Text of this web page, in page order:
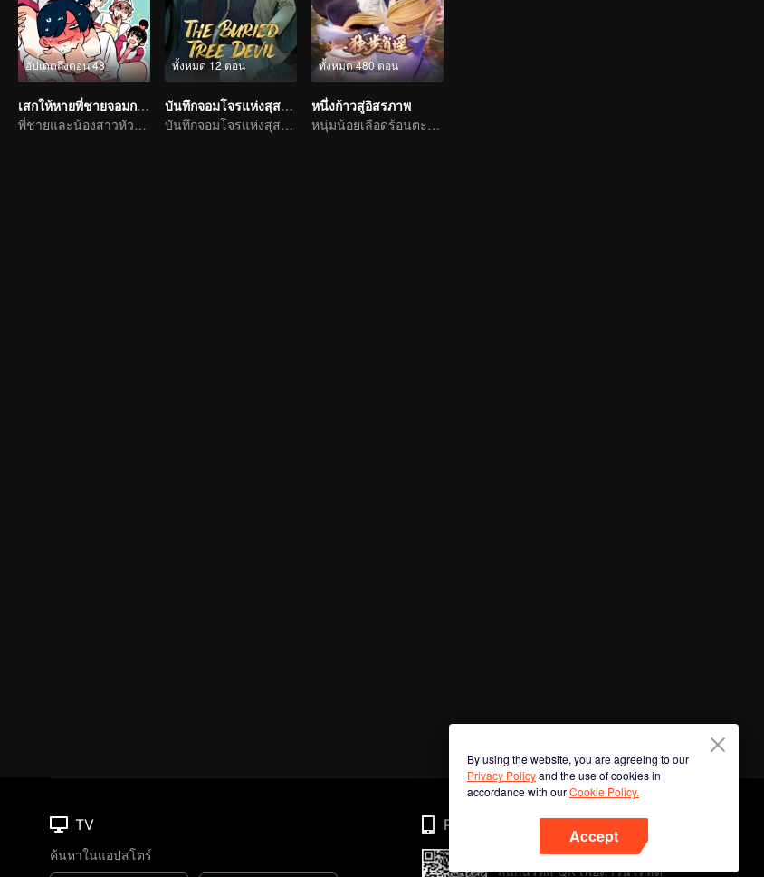
อัปเดตถึงตอน 48
เสกให้หายพี่ชายจอมกวน
พี่ชายและน้องสาวหัวเราะท้องแข็งทุกวัน
ทั้งหมด 12 ตอน
บันทึกจอมโจรแห่งสุสาน ตอนต้นไม้เทพเจ้า
บันทึกจอมโจรแห่งสุสานในเวอร์ชันการ์ตูน
ทั้งหมด 480 ตอน
หนึ่งก้าวสู่อิสรภาพ
หนุ่มน้อยเลือดร้อนตะลุยโลกธุลีแดง
By using the website, you are agreeing to our
Privacy Policyand the use of cookies in
accordance with ourCookie Policy.
Accept
TV
ค้นหาในแอปสโตร์
Phone
สแกนรหัส QR เพื่อดาวน์โหลด